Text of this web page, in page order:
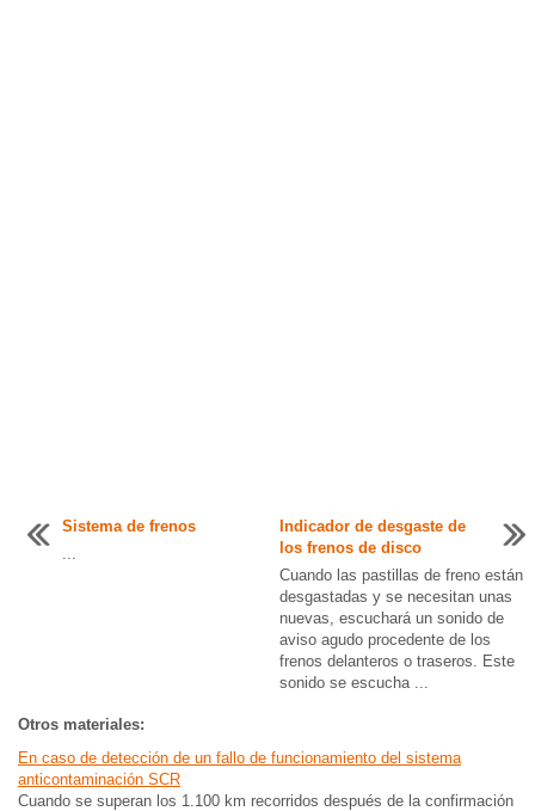
Sistema de frenos
...
Indicador de desgaste de
los frenos de disco
Cuando las pastillas de freno están
desgastadas y se necesitan unas
nuevas, escuchará un sonido de
aviso agudo procedente de los
frenos delanteros o traseros. Este
sonido se escucha ...
Otros materiales:
En caso de detección de un fallo de funcionamiento del sistema
anticontaminación SCR
Cuando se superan los 1.100 km recorridos después de la confirmación